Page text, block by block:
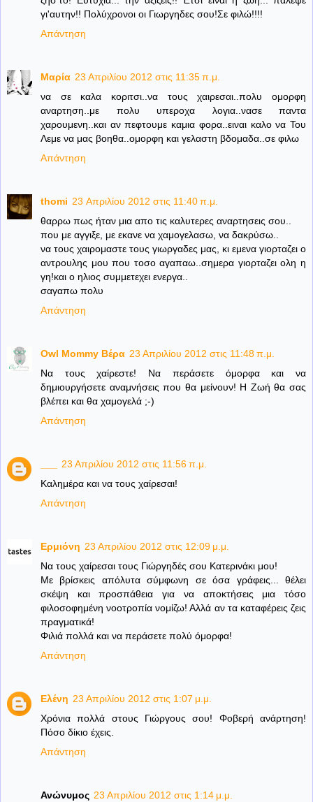
γι'αυτην!! Πολύχρονοι οι Γιωργηδες σου!Σε φιλώ!!!!
Απάντηση
Μαρία 23 Απριλίου 2012 στις 11:35 π.μ.
να σε καλα κοριτσι..να τους χαιρεσαι..πολυ ομορφη
αναρτηση..με πολυ υπεροχα λογια..νασε παντα
χαρουμενη..και αν πεφτουμε καμια φορα..ειναι καλο να Του
Λεμε να μας βοηθα..ομορφη και γελαστη βδομαδα..σε φιλω
Απάντηση
thomi 23 Απριλίου 2012 στις 11:40 π.μ.
θαρρω πως ήταν μια απο τις καλυτερες αναρτησεις σου..
που με αγγιξε, με εκανε να χαμογελασω, να δακρύσω..
να τους χαιρομαστε τους γιωργαδες μας, κι εμενα γιορταζει ο
αντρουλης μου που τοσο αγαπαω..σημερα γιορταζει ολη η
γη!και ο ηλιος συμμετεχει ενεργα..
σαγαπω πολυ
Απάντηση
Owl Mommy Βέρα 23 Απριλίου 2012 στις 11:48 π.μ.
Να τους χαίρεστε! Να περάσετε όμορφα και να
δημιουργήσετε αναμνήσεις που θα μείνουν! Η Ζωή θα σας
βλέπει και θα χαμογελά ;-)
Απάντηση
23 Απριλίου 2012 στις 11:56 π.μ.
Kαλημέρα και να τους χαίρεσαι!
Απάντηση
Ερμιόνη 23 Απριλίου 2012 στις 12:09 μ.μ.
Να τους χαίρεσαι τους Γιώργηδές σου Κατερινάκι μου!
Με βρίσκεις απόλυτα σύμφωνη σε όσα γράφεις... θέλει
σκέψη και προσπάθεια για να αποκτήσεις μια τόσο
φιλοσοφημένη νοοτροπία νομίζω! Αλλά αν τα καταφέρεις ζεις
πραγματικά!
Φιλιά πολλά και να περάσετε πολύ όμορφα!
Απάντηση
Ελένη 23 Απριλίου 2012 στις 1:07 μ.μ.
Χρόνια πολλά στους Γιώργους σου! Φοβερή ανάρτηση!
Πόσο δίκιο έχεις.
Απάντηση
Ανώνυμος 23 Απριλίου 2012 στις 1:14 μ.μ.